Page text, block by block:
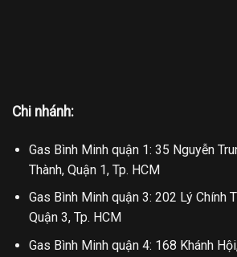
Chi nhánh:
Gas Bình Minh quận 1: 35 Nguyễn
Thành, Quận 1, Tp. HCM
Gas Bình Minh quận 3: 202 Lý Chính
Quận 3, Tp. HCM
Gas Bình Minh quận 4: 168 Khánh